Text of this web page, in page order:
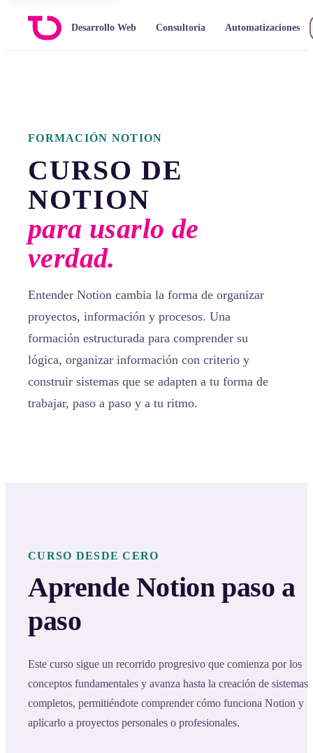
Desarrollo Web Consultoría Automatizaciones
FORMACIÓN NOTION
CURSO DE
NOTION
para usarlo de
verdad.
Entender Notion cambia la forma de organizar
proyectos, información y procesos. Una
formación estructurada para comprender su
lógica, organizar información con criterio y
construir sistemas que se adapten a tu forma de
trabajar, paso a paso y a tu ritmo.
CURSO DESDE CERO
Aprende Notion paso a
paso
Este curso sigue un recorrido progresivo que comienza por los
conceptos fundamentales y avanza hasta la creación de sistemas
completos, permitiéndote comprender cómo funciona Notion y
aplicarlo a proyectos personales o profesionales.